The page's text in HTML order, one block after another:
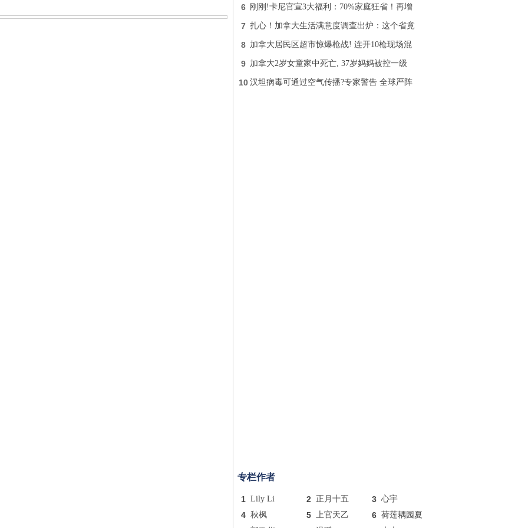
6 刚刚!卡尼官宣3大福利：70%家庭狂省！再增
7 扎心！加拿大生活满意度调查出炉：这个省竟
8 加拿大居民区超市惊爆枪战! 连开10枪现场混
9 加拿大2岁女童家中死亡, 37岁妈妈被控一级
10 汉坦病毒可通过空气传播?专家警告 全球严阵
专栏作者
1 Lily Li 2 正月十五 3 心宇
4 秋枫 5 上官天乙 6 荷莲耦园夏